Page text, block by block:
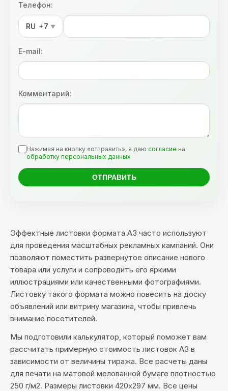
Телефон:
RU +7 ▼
E-mail:
Комментарий:
Нажимая на кнопку «отправить», я даю согласие на
обработку персональных данных
Эффектные листовки формата А3 часто используют
для проведения масштабных рекламных кампаний. Они
позволяют поместить развернутое описание нового
товара или услуги и сопроводить его яркими
иллюстрациями или качественными фотографиями.
Листовку такого формата можно повесить на доску
объявлений или витрину магазина, чтобы привлечь
внимание посетителей.
Мы подготовили калькулятор, который поможет вам
рассчитать примерную стоимость листовок А3 в
зависимости от величины тиража. Все расчеты даны
для печати на матовой мелованной бумаге плотностью
250 г/м2. Размеры листовки 420х297 мм. Все цены